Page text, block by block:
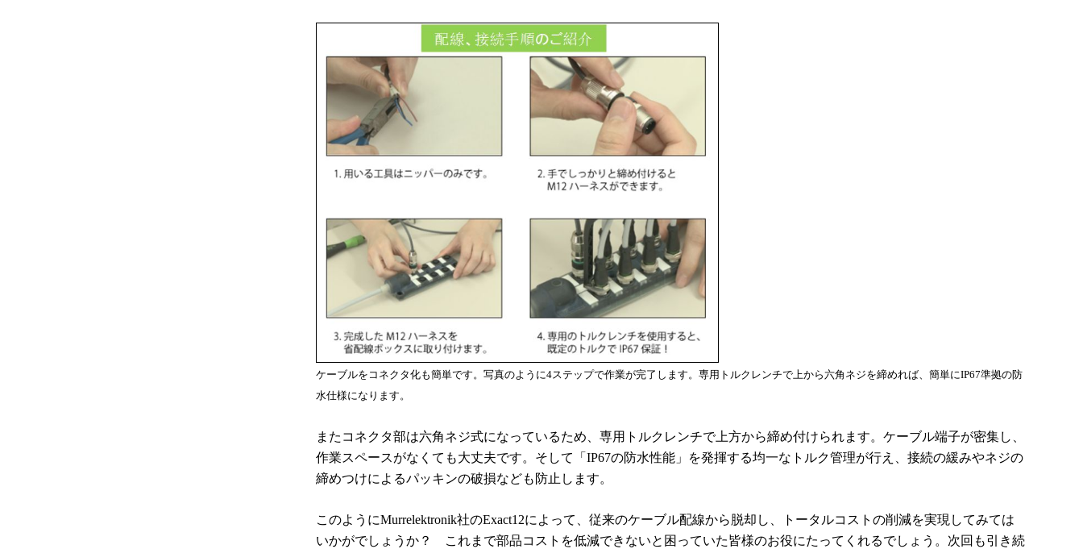
ケーブルをコネクタ化も簡単です。写真のように4ステップで作業が完了します。専用トルクレンチで上から六角ネジを締めれば、簡単にIP67準拠の防
水仕様になります。
またコネクタ部は六角ネジ式になっているため、専用トルクレンチで上方から締め付けられます。ケーブル端子が密集し、
作業スペースがなくても大丈夫です。そして「 IP67の防水性能」を発揮する均一なトルク管理が行え、接続の緩みやネジの
締めつけによるパッキンの破損なども防止します。
このようにMurrelektronik社のExact12によって、従来のケーブル配線から脱却し、トータルコストの削減を実現してみては
いかがでしょうか？ これまで部品コストを低減できないと困っていた皆様のお役にたってくれるでしょう。次回も引き続